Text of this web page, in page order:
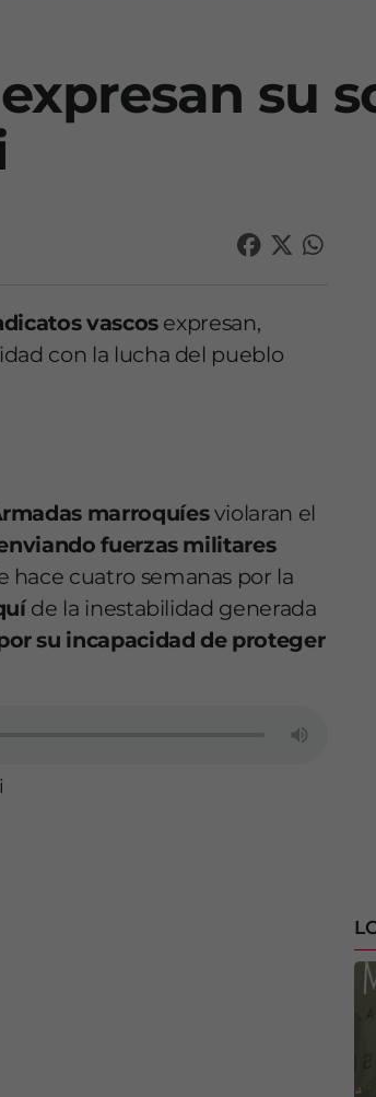
su
vascosexpresan,
con la lucha del pueblo
marroquíesviolaran el
fuerzas militares
hace cuatro semanas por la
de la inestabilidad generada
su incapacidad de proteger